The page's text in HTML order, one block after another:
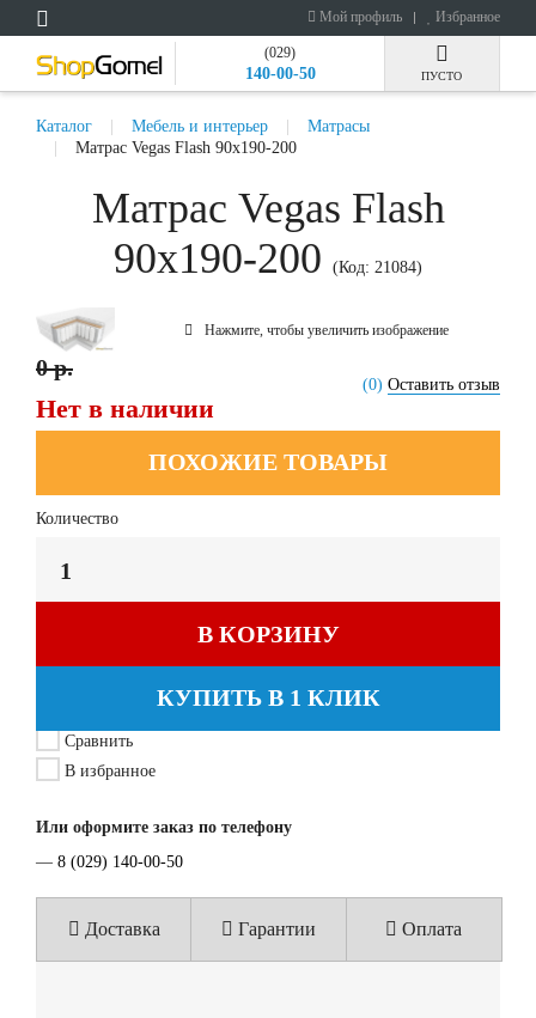
Мой профиль Избранное
(029)
140-00-50 ПУСТО
Каталог Мебель и интерьер
Матрасы
Матрас Vegas Flash 90x190-200
Матрас Vegas Flash
90x190-200
(Код: 21084)
Нажмите, чтобы увеличить изображение
(0) Оставить отзыв
0 р.
Нет в наличии
ПОХОЖИЕ ТОВАРЫ
Количество
В КОРЗИНУ
КУПИТЬ В 1 КЛИК
Сравнить
В избранное
Или оформите заказ по телефону
— 8 (029) 140-00-50
Доставка Гарантии Оплата